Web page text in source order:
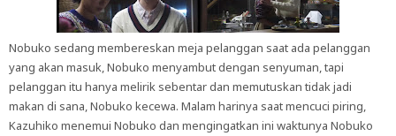
Nobuko sedang membereskan meja pelanggan saat ada pelanggan
yang akan masuk, Nobuko menyambut dengan senyuman, tapi
pelanggan itu hanya melirik sebentar dan memutuskan tidak jadi
makan di sana, Nobuko kecewa. Malam harinya saat mencuci piring,
Kazuhiko menemui Nobuko dan mengingatkan ini waktunya Nobuko